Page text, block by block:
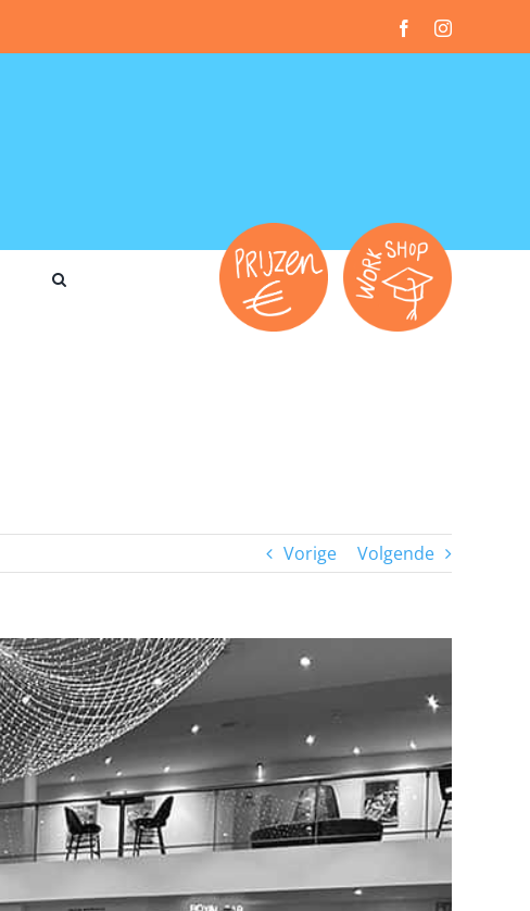
FacebookInstagram
Vorige Volgende